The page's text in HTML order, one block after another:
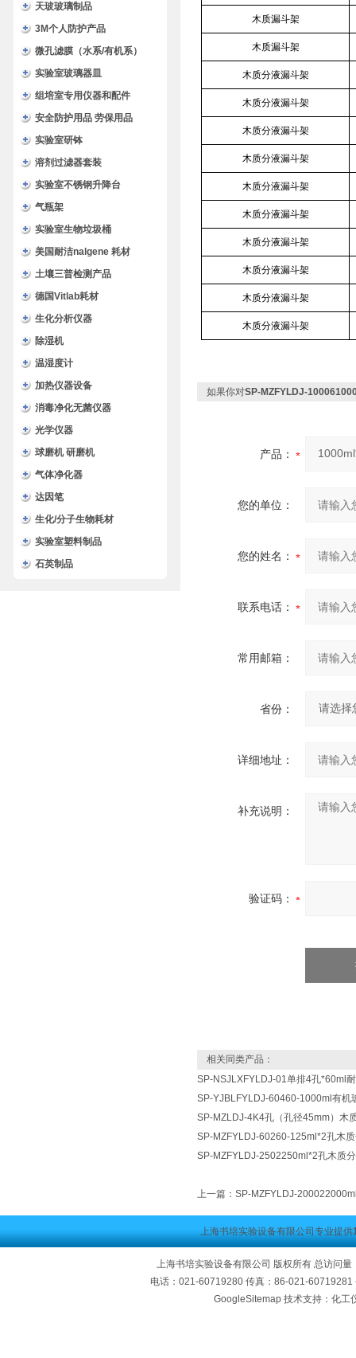
天玻玻璃制品
3M个人防护产品
微孔滤膜（水系/有机系）
实验室玻璃器皿
组培室专用仪器和配件
安全防护用品 劳保用品
实验室研钵
溶剂过滤器套装
实验室不锈钢升降台
气瓶架
实验室生物垃圾桶
美国耐洁nalgene 耗材
土壤三普检测产品
德国Vitlab耗材
生化分析仪器
除湿机
温湿度计
加热仪器设备
消毒净化无菌仪器
光学仪器
球磨机 研磨机
气体净化器
达因笔
生化/分子生物耗材
实验室塑料制品
石英制品
木质漏斗架
木质漏斗架
木质分液漏斗架
木质分液漏斗架
木质分液漏斗架
木质分液漏斗架
木质分液漏斗架
木质分液漏斗架
木质分液漏斗架
木质分液漏斗架
木质分液漏斗架
木质分液漏斗架
如果你对SP-MZFYLDJ-
产品：
您的单位：
您的姓名：
联系电话：
常用邮箱：
省份：
详细地址：
补充说明：
验证码：
相关同类产品：
SP-NSJLXFYLDJ-01单排4孔*60ml
SP-YJBLFYLDJ-60460-1000ml有机
SP-MZLDJ-4K4孔（孔径45mm）木
SP-MZFYLDJ-60260-125ml*2孔木
SP-MZFYLDJ-2502250ml*2孔木质
上一篇： SP-MZFYLDJ-
上海书培实验设备有限公司专业提供
上海书培实验设备有限公司 版权所有 总访问量
电话：021-60719280 传真：86-021-
GoogleSitemap技术支持：化工